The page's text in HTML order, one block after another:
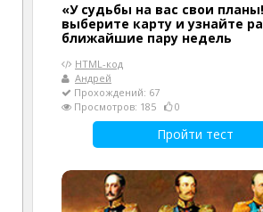
«У судьбы на вас свои
выберите карту и узнайте
ближайшие пару недель
HTML-код
Андрей
Прохождений: 67
Просмотров: 185
0
Пройти тест